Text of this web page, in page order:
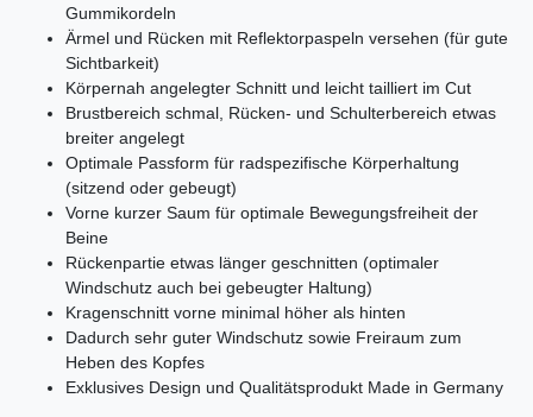
Gummikordeln
Ärmel und Rücken mit Reflektorpaspeln versehen (für gute
Sichtbarkeit)
Körpernah angelegter Schnitt und leicht tailliert im Cut
Brustbereich schmal, Rücken- und Schulterbereich etwas
breiter angelegt
Optimale Passform für radspezifische Körperhaltung
(sitzend oder gebeugt)
Vorne kurzer Saum für optimale Bewegungsfreiheit der
Beine
Rückenpartie etwas länger geschnitten (optimaler
Windschutz auch bei gebeugter Haltung)
Kragenschnitt vorne minimal höher als hinten
Dadurch sehr guter Windschutz sowie Freiraum zum
Heben des Kopfes
Exklusives Design und Qualitätsprodukt Made in Germany